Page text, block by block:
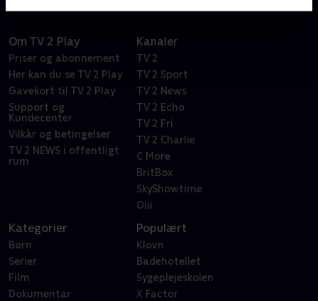
Om TV 2 Play
Priser og abonnement
Her kan du se TV 2 Play
Gavekort til TV 2 Play
Support og
Kundecenter
Vilkår og betingelser
TV 2 NEWS i offentligt
rum
Kanaler
TV 2
TV 2 Sport
TV 2 News
TV 2 Echo
TV 2 Fri
TV 2 Charlie
C More
BritBox
SkyShowtime
Oiii
Kategorier
Børn
Serier
Film
Dokumentar
Populært
Klovn
Badehotellet
Sygeplejeskolen
X Factor